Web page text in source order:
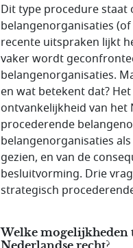
Dit type procedure staat
belangenorganisaties (of
recente uitspraken lijkt
vaker wordt
belangenorganisaties.
en wat betekent dat?
ontvankelijkheid van het
procederende
belangenorganisaties
gezien, en van de
besluitvorming. Drie
strategisch
Welke mogelijkheden
Nederlandse recht?